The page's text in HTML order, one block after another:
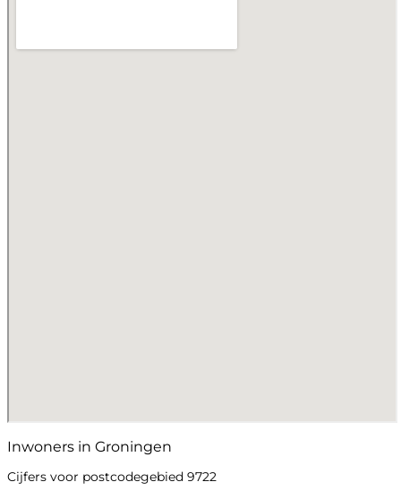
Inwoners in Groningen
Cijfers voor postcodegebied 9722